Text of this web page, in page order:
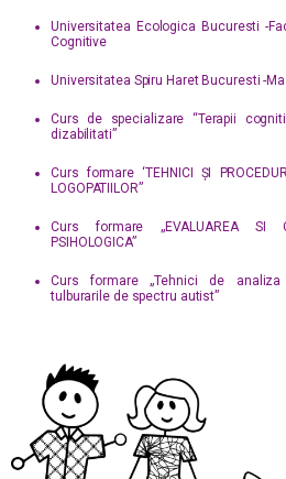
Universitatea Ecologica Bucuresti -
Cognitive
Universitatea Spiru Haret Bucuresti -
Curs de specializare “Terapii
dizabilitati”
Curs formare ‘TEHNICI ȘI
LOGOPATIILOR”
Curs formare „EVALUAREA SI
PSIHOLOGICA”
Curs formare „Tehnici de
tulburarile de spectru autist”